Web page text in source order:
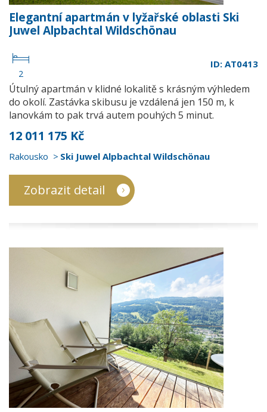
Elegantní apartmán v lyžařské oblasti Ski
Juwel Alpbachtal Wildschönau
2
ID: AT0413
Útulný apartmán v klidné lokalitě s krásným výhledem
do okolí. Zastávka skibusu je vzdálená jen 150 m, k
lanovkám to pak trvá autem pouhých 5 minut.
12 011 175 Kč
Rakousko Ski Juwel Alpbachtal Wildschönau
Zobrazit detail